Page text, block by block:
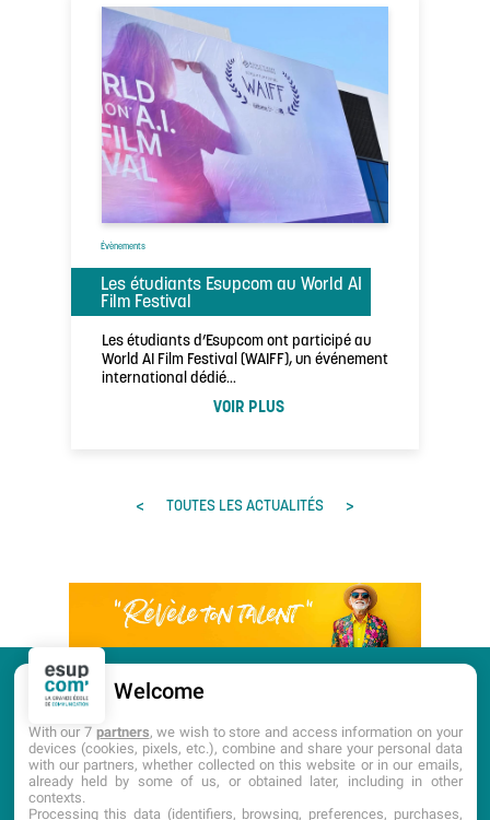
Évènements
Les étudiants Esupcom au World AI
Film Festival
Les étudiants d’Esupcom ont participé au
World AI Film Festival (WAIFF), un événement
international dédié…
VOIR PLUS
< TOUTES LES ACTUALITÉS >
CANDIDATURE PORTES OUVERTES
DOCUMENTATION
Welcome
With our 7 partners, we wish to store and access information on your
devices (cookies, pixels, etc.), combine and share your personal data
with our partners, whether collected on this website or in our emails,
already held by some of us, or obtained later, including in other
contexts.
Processing this data (identifiers, browsing, preferences, purchases,